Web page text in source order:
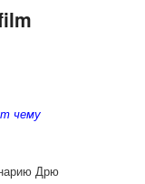
чему
Дрю